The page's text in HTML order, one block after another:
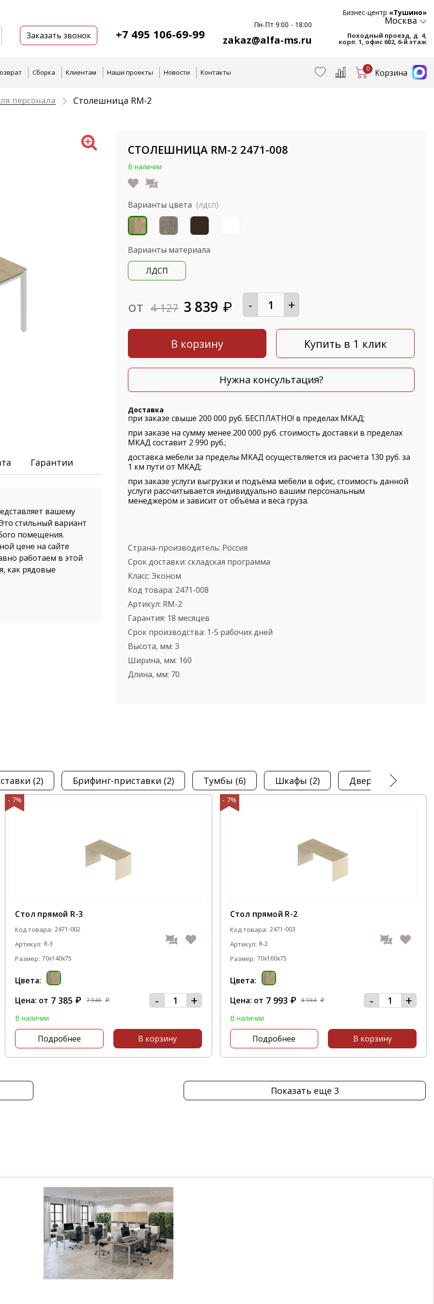
Заказать звонок +7 495 106-69-99
Пн-Пт 9:00 - 18:00
zakaz@alfa-ms.ru
Бизнес-центр «Тушино»
Москва
Походный проезд, д. 4,
корп. 1, офис 602, 6-й этаж
Сборка Клиентам Наши проекты Новости Контакты 0 Корзина
персонала Столешница RM-2
Гарантии
вашему
стильный вариант
помещения.
цене на сайте
работаем в этой
как рядовые
магазина
СТОЛЕШНИЦА RM-2 2471-008
В наличии
Варианты цвета (лдсп)
Варианты материала
ЛДСП
от 4 127 3 839 ₽ - +
В корзину Купить в 1 клик
Нужна консультация?
Доставка
при заказе свыше 200 000 руб. БЕСПЛАТНО! в пределах МКАД;
при заказе на сумму менее 200 000 руб. стоимость доставки в пределах
МКАД составит 2 990 руб.;
доставка мебели за пределы МКАД осуществляется из расчета 130 руб. за
1 км пути от МКАД;
при заказе услуги выгрузки и подъёма мебели в офис, стоимость данной
услуги рассчитывается индивидуально вашим персональным
менеджером и зависит от объёма и веса груза.
Страна-производитель: Россия
Срок доставки: складская программа
Класс: Эконом
Код товара: 2471-008
Артикул: RM-2
Гарантия: 18 месяцев
Срок производства: 1-5 рабочих дней
Высота, мм: 3
Ширина, мм: 160
Длина, мм: 70
(2) брифинг-приставки (2) тумбы (6) шкафы (2) двери
- 7%
Стол прямой R-3
Код товара: 2471-002
Артикул: R-3
Размер: 70x140x75
Цвета:
Цена: от 7 385 ₽ 7 940 ₽ - +
В наличии
Подробнее В корзину
- 7%
Стол прямой R-2
Код товара: 2471-003
Артикул: R-2
Размер: 70x160x75
Цвета:
Цена: от 7 993 ₽ 8 594 ₽ - +
В наличии
Подробнее В корзину
Показать еще 3